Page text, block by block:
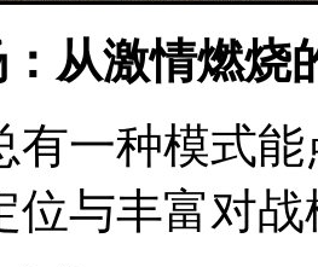
：从激情燃
有一种模式
位与丰富对